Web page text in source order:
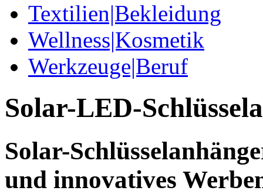
Textilien|Bekleidung
Wellness|Kosmetik
Werkzeuge|Beruf
Solar-LED-
Solar-
und innovatives